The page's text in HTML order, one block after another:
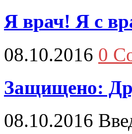
Я врач! Я с
08.10.2016 0
Защищено:
08.10.2016